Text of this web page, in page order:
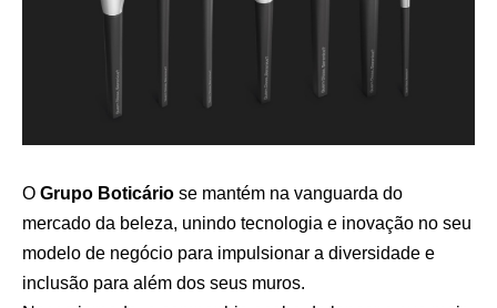
O Grupo Boticário se mantém na vanguarda do
mercado da beleza, unindo tecnologia e inovação no seu
modelo de negócio para impulsionar a diversidade e
inclusão para além dos seus muros.